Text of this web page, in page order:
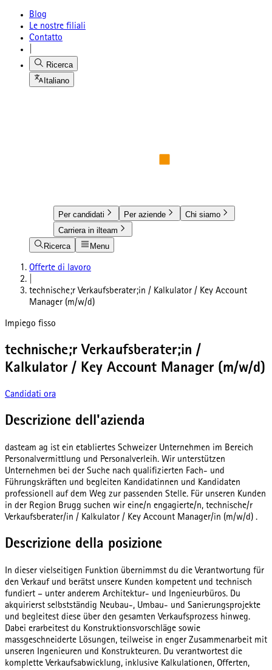
Blog
Le nostre filiali
Contatto
Ricerca
Italiano
Per candidati Per aziende
Chi siamo
Carriera in ilteam
Ricerca
Menu
Offerte di lavoro
technische;r Verkaufsberater;in / Kalkulator / Key Account
Manager (m/w/d)
Impiego fisso
technische;r Verkaufsberater;in /
Kalkulator / Key Account Manager (m/w/d)
Candidati ora
Descrizione dell'azienda
dasteam ag ist ein etabliertes Schweizer Unternehmen im Bereich
Personalvermittlung und Personalverleih. Wir unterstützen
Unternehmen bei der Suche nach qualifizierten Fach- und
Führungskräften und begleiten Kandidatinnen und Kandidaten
professionell auf dem Weg zur passenden Stelle. Für unseren Kunden
in der Region Brugg suchen wir eine/n engagierte/n, technische/r
Verkaufsberater/in / Kalkulator / Key Account Manager/in (m/w/d) .
Descrizione della posizione
In dieser vielseitigen Funktion übernimmst du die Verantwortung für
den Verkauf und berätst unsere Kunden kompetent und technisch
fundiert – unter anderem Architektur- und Ingenieurbüros. Du
akquirierst selbstständig Neubau-, Umbau- und Sanierungsprojekte
und begleitest diese über den gesamten Verkaufsprozess hinweg.
Dabei erarbeitest du Konstruktionsvorschläge sowie
massgeschneiderte Lösungen, teilweise in enger Zusammenarbeit mit
unseren Ingenieuren und Konstrukteuren. Du verantwortest die
komplette Verkaufsabwicklung, inklusive Kalkulationen, Offerten,